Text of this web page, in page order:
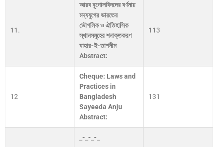
11.
আরব বূগোলবিদদের বর্ণনায়
মদ্যযুগের ভারতের
ভৌগলিক ও ঐতিহাসিক
স্থানসমূহের শনাক্তকরণ
যাহার-ই-তাশনীম
Abstract:
113
12
Cheque: Laws and
Practices in
Bangladesh
Sayeeda Anju
Abstract:
131
_-_-_-_